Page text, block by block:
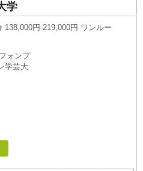
学
円-219,000円 ワンルー